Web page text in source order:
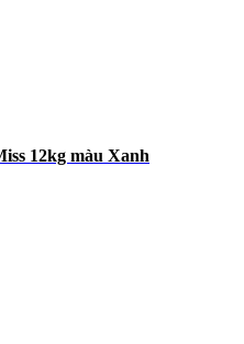
gas COMPOSITE Miss 12kg màu Xanh